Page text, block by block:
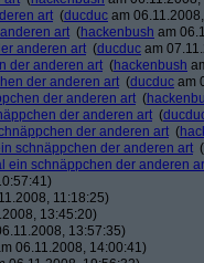
art (ducduc am
art (hackenbush am
anderen art (ducduc am
der anderen art (hackenbush
der anderen art (ducduc am
der anderen art (
der anderen art (
der anderen art (
schnäppchen der anderen art (
ein schnäppchen der anderen
11:18:25)
13:45:20)
13:57:35)
06.11.2008, 14:00:41)